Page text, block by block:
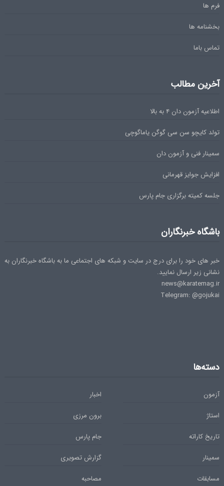
فرم ها
بخشنامه ها
تماس باما
آخرین مطالب
اطلاعیه آزمون دان ۴ به بالا
تولد کایچو سن سی گوگن یاماگوچی
سمینار فنی و آزمون دان
افزایش جوایز قهرمانی
جلسه کمیته برگزاری جام پارس
باشگاه خبرنگاران
خبر های خود را برای درج در سایت و شبکه های اجتماعی ما به باشگاه خبرنگاران به
نشانی زیر ارسال نمایید.
news@karatemag.ir
Telegram: @gojukai
دسته‌ها
آزمون
اخبار
استاژ
برون مرزی
تاریخ کاراته
جام پارس
سمینار
گزارش تصویری
مسابقات
مصاحبه